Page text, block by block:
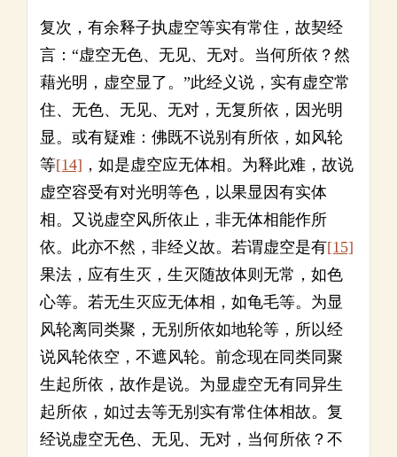
复次，有余释子执虚空等实有常住，故契经
言：“虚空无色、无见、无对。当何所依？然
藉光明，虚空显了。”此经义说，实有虚空常
住、无色、无见、无对，无复所依，因光明
显。或有疑难：佛既不说别有所依，如风轮
等[14] ，如是虚空应无体相。为释此难，故说
虚空容受有对光明等色，以果显因有实体
相。又说虚空风所依止，非无体相能作所
依。此亦不然，非经义故。若谓虚空是有[15]
果法，应有生灭，生灭随故体则无常，如色
心等。若无生灭应无体相，如龟毛等。为显
风轮离同类聚，无别所依如地轮等，所以经
说风轮依空，不遮风轮。前念现在同类同聚
生起所依，故作是说。为显虚空无有同异生
起所依，如过去等无别实有常住体相故。复
经说虚空无色、无见、无对，当何所依？不